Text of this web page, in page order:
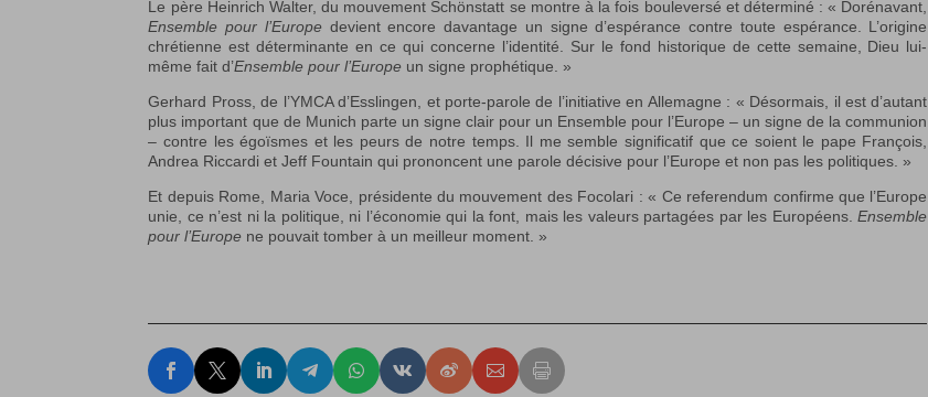
Le père Heinrich Walter, du mouvement Schönstatt se montre à la fois bouleversé et déterminé : « Dorénavant,
Ensemble pour l’Europedevient encore davantage un signe d’espérance contre toute espérance. L’origine
chrétienne est déterminante en ce qui concerne l’identité. Sur le fond historique de cette semaine, Dieu lui-
même fait d’Ensemble pour l’Europe un signe prophétique. »
Gerhard Pross, de l’YMCA d’Esslingen, et porte-parole de l’initiative en Allemagne : « Désormais, il est d’autant
plus important que de Munich parte un signe clair pour un Ensemble pour l’Europe – un signe de la communion
– contre les égoïsmes et les peurs de notre temps. Il me semble significatif que ce soient le pape François,
Andrea Riccardi et Jeff Fountain qui prononcent une parole décisive pour l’Europe et non pas les politiques. »
Et depuis Rome, Maria Voce, présidente du mouvement des Focolari : « Ce referendum confirme que l’Europe
unie, ce n’est ni la politique, ni l’économie qui la font, mais les valeurs partagées par les Européens.Ensemble
pour l’Europe ne pouvait tomber à un meilleur moment. »